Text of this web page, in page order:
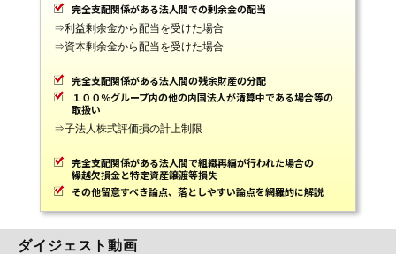
完全支配関係がある法人間での剰余金の配当
⇒利益剰余金から配当を受けた場合
⇒資本剰余金から配当を受けた場合
完全支配関係がある法人間の残余財産の分配
１００％グループ内の他の内国法人が清算中である場合等の
取扱い
⇒子法人株式評価損の計上制限
完全支配関係がある法人間で組織再編が行われた場合の
繰越欠損金と特定資産譲渡等損失
その他留意すべき論点、落としやすい論点を網羅的に解説
ダイジェスト動画